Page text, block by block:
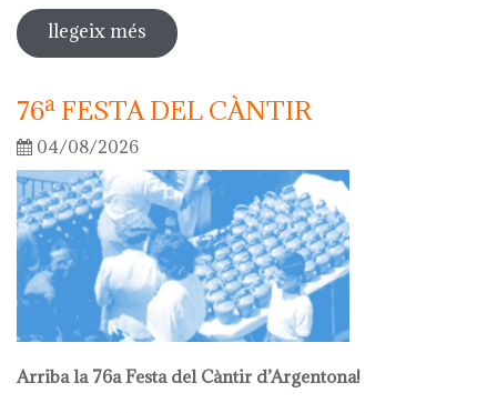
llegeix més sobre presentació càntir gegant
d'artista
76ª FESTA DEL CÀNTIR
04/08/2026
Arriba la 76a Festa del Càntir d’Argentona!